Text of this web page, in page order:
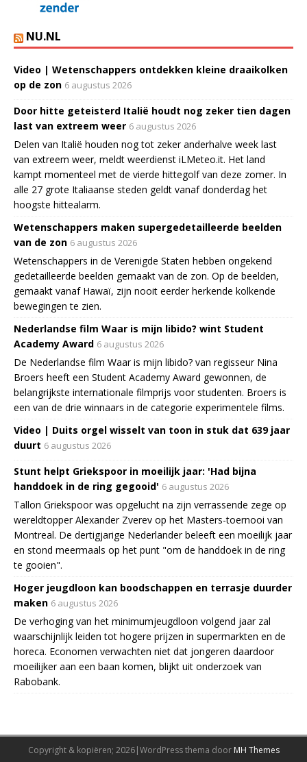
NU.NL
Video | Wetenschappers ontdekken kleine draaikolken
op de zon 6 augustus 2026
Door hitte geteisterd Italië houdt nog zeker tien dagen
last van extreem weer 6 augustus 2026
Delen van Italië houden nog tot zeker anderhalve week last
van extreem weer, meldt weerdienst iLMeteo.it. Het land
kampt momenteel met de vierde hittegolf van deze zomer. In
alle 27 grote Italiaanse steden geldt vanaf donderdag het
hoogste hittealarm.
Wetenschappers maken supergedetailleerde beelden
van de zon 6 augustus 2026
Wetenschappers in de Verenigde Staten hebben ongekend
gedetailleerde beelden gemaakt van de zon. Op de beelden,
gemaakt vanaf Hawaï, zijn nooit eerder herkende kolkende
bewegingen te zien.
Nederlandse film Waar is mijn libido? wint Student
Academy Award 6 augustus 2026
De Nederlandse film Waar is mijn libido? van regisseur Nina
Broers heeft een Student Academy Award gewonnen, de
belangrijkste internationale filmprijs voor studenten. Broers is
een van de drie winnaars in de categorie experimentele films.
Video | Duits orgel wisselt van toon in stuk dat 639 jaar
duurt 6 augustus 2026
Stunt helpt Griekspoor in moeilijk jaar: 'Had bijna
handdoek in de ring gegooid' 6 augustus 2026
Tallon Griekspoor was opgelucht na zijn verrassende zege op
wereldtopper Alexander Zverev op het Masters-toernooi van
Montreal. De dertigjarige Nederlander beleeft een moeilijk jaar
en stond meermaals op het punt "om de handdoek in de ring
te gooien".
Hoger jeugdloon kan boodschappen en terrasje duurder
maken 6 augustus 2026
De verhoging van het minimumjeugdloon volgend jaar zal
waarschijnlijk leiden tot hogere prijzen in supermarkten en de
horeca. Economen verwachten niet dat jongeren daardoor
moeilijker aan een baan komen, blijkt uit onderzoek van
Rabobank.
Copyright & kopiëren; 2026|WordPress thema door MH Themes